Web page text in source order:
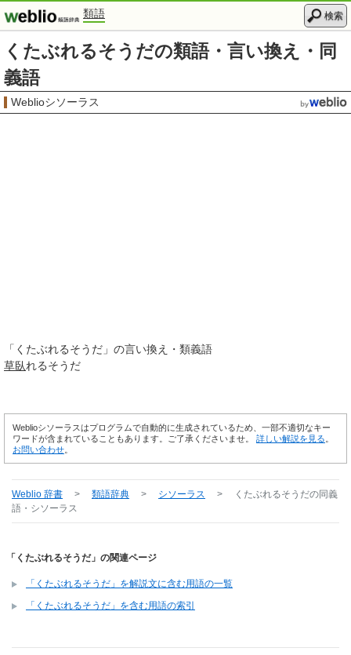
類語 検索
くたぶれるそうだの類語・言い換え・同
義語
Weblioシソーラス
「 くたぶれるそうだ 」の言い換え・類義語
草臥れるそうだ
Weblioシソーラスはプログラムで自動的に生成されているため、一部不適切なキー
ワードが含まれていることもあります。ご了承くださいませ。 詳しい解説を見る
お問い合わせ
Weblio 辞書 > 類語辞典 > シソーラス > くたぶれるそうだの同義
語・シソーラス
「くたぶれるそうだ」の関連ページ
「くたぶれるそうだ」を解説文に含む用語の一覧
「くたぶれるそうだ」を含む用語の索引